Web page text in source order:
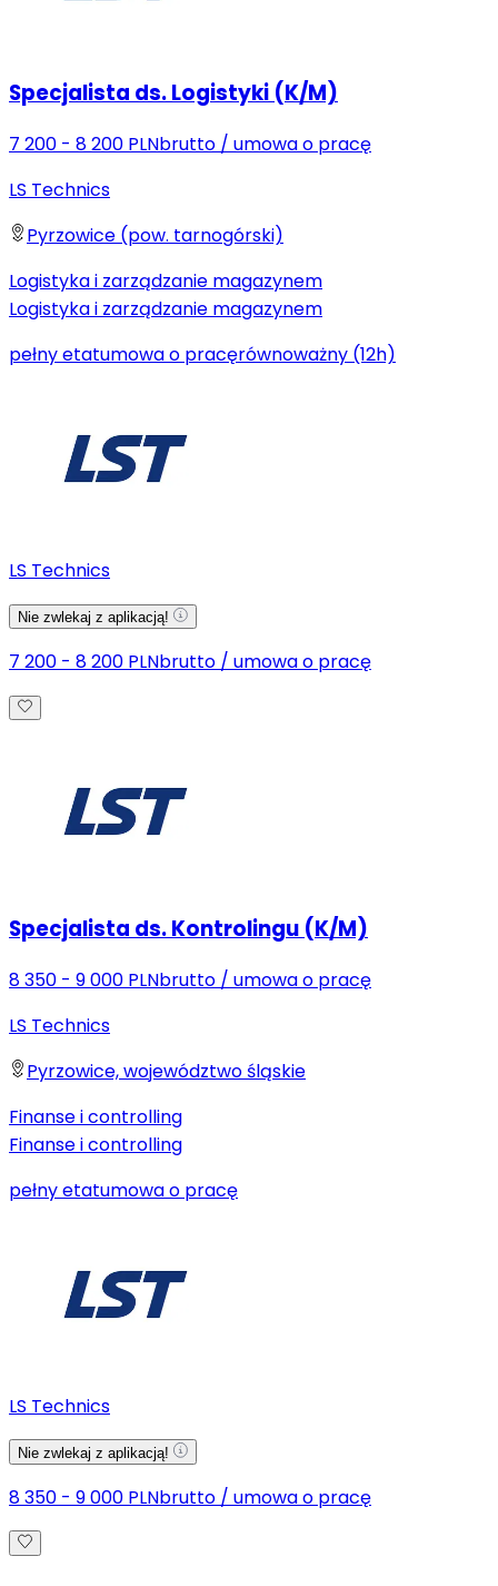
Specjalista ds. Logistyki (K/M)
7 200 - 8 200 PLNbrutto / umowa o pracę
LS Technics
Pyrzowice (pow. tarnogórski)
Logistyka i zarządzanie magazynem
Logistyka i zarządzanie magazynem
pełny etatumowa o pracęrównoważny (12h)
LS Technics
Nie zwlekaj z aplikacją!
7 200 - 8 200 PLNbrutto / umowa o pracę
Specjalista ds. Kontrolingu (K/M)
8 350 - 9 000 PLNbrutto / umowa o pracę
LS Technics
Pyrzowice, województwo śląskie
Finanse i controlling
Finanse i controlling
pełny etatumowa o pracę
LS Technics
Nie zwlekaj z aplikacją!
8 350 - 9 000 PLNbrutto / umowa o pracę